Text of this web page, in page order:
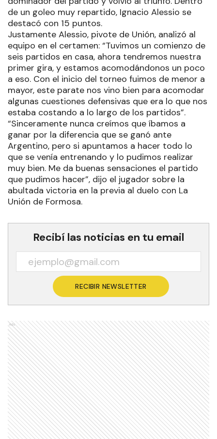
de un goleo muy repartido, Ignacio Alessio se
destacó con 15 puntos.
Justamente Alessio, pivote de Unión, analizó al
equipo en el certamen: “Tuvimos un comienzo de
seis partidos en casa, ahora tendremos nuestra
primer gira, y estamos acomodándonos un poco
a eso. Con el inicio del torneo fuimos de menor a
mayor, este parate nos vino bien para acomodar
algunas cuestiones defensivas que era lo que nos
estaba costando a lo largo de los partidos”.
“Sinceramente nunca creímos que íbamos a
ganar por la diferencia que se ganó ante
Argentino, pero si apuntamos a hacer todo lo
que se venía entrenando y lo pudimos realizar
muy bien. Me da buenas sensaciones el partido
que pudimos hacer”, dijo el jugador sobre la
abultada victoria en la previa al duelo con La
Unión de Formosa.
Recibí las noticias en tu email
RECIBIR NEWSLETTER
Ads